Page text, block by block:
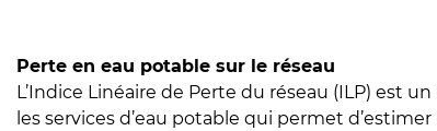
Perte en eau potable sur le réseau
L’Indice Linéaire de Perte du réseau (ILP) est
les services d’eau potable qui permet d’estimer